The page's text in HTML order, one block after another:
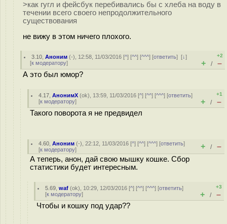
>как гугл и фейсбук перебивались бы с хлеба на воду в
течении всего своего непродолжительного
существования
не вижу в этом ничего плохого.
3.10 ,Аноним (-), 12:58, 11/03/2016 [^] [^^] [^^^] [ответить][↓]
[к модератору]
+2
+ / –
А это был юмор?
4.17 ,АнонимХ (ok), 13:59, 11/03/2016 [^] [^^] [^^^] [ответить]
[к модератору]
+1
+ / –
Такого поворота я не предвидел
4.60 ,Аноним (-), 22:12, 11/03/2016 [^] [^^] [^^^] [ответить]
[к модератору] + / –
А теперь, анон, дай свою мышку кошке. Сбор
статистики будет интересным.
5.69 ,waf (ok), 10:29, 12/03/2016 [^] [^^] [^^^] [ответить]
[к модератору]
+3
+ / –
Чтобы и кошку под удар??